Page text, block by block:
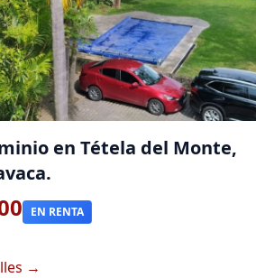
en Tétela del Monte,
EN RENTA
→